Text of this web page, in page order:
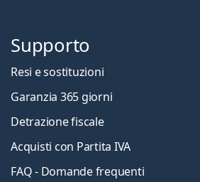
Supporto
Resi e sostituzioni
Garanzia 365 giorni
Detrazione fiscale
Acquisti con Partita IVA
FAQ - Domande frequenti